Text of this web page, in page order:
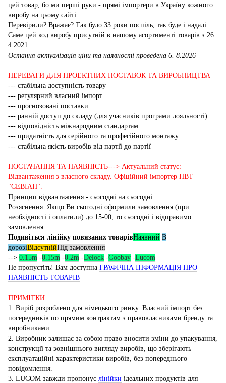
цей товар, бо ми перші руки - прямі імпортери в Україну кожного
виробу на цьому сайті.
Перевірили? Вражає? Так було 33 роки поспіль, так буде і надалі.
Саме цей код виробу присутній в нашому асортименті товарів з 26.
4.2021.
Остання актуалізація ціни та наявності проведена 6. 8.2026
ПЕРЕВАГИ ДЛЯ ПРОЕКТНИХ ПОСТАВОК ТА ВИРОБНИЦТВА
--- стабільна доступність товару
--- регулярний власний імпорт
--- прогнозовані поставки
--- ранній доступ до складу (для учасників програми лояльності)
--- відповідність міжнародним стандартам
--- придатність для серійного та професійного монтажу
--- стабільна якість виробів від партії до партії
ПОСТАЧАННЯ ТА НАЯВНІСТЬ---> Актуальний статус:
Відвантаження з власного складу. Офіційний імпортер НВТ
"СЕВІАН".
Принцип відвантаження - сьогодні на сьогодні.
Розяснення: Якщо Ви сьогодні оформили замовлення (при
необхідності і оплатили) до 15-00, то сьогодні і відправимо
замовлення.
Подивіться лінійку повязаних товарівНаявний В
дорозіВідсутнійПід замовлення
--> 0.15m -0.15m -0.2m -Delock -Goobay -Lucom
Не пропустіть! Вам доступна ГРАФІЧНА ІНФОРМАЦІЯ ПРО
НАЯВНІСТЬ ТОВАРІВ
ПРИМІТКИ
1. Виріб розроблено для німецького ринку. Власний імпорт без
посередників по прямим контрактам з правовласниками бренду та
виробниками.
2. Виробник залишає за собою право вносити зміни до упакування,
конструкції та зовнішнього вигляду виробів, що зберігають
експлуатаційні характеристики виробів, без попереднього
повідомлення.
3. LUCOM завжди пропонує лінійки ідеальних продуктів для